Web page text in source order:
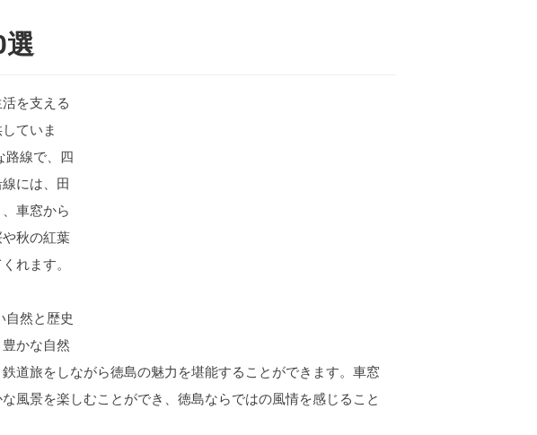
を支える
ていま
路線で、四
には、田
車窓から
秋の紅葉
れます。
然と歴史
かな自然
道旅をしながら徳島の魅力を堪能することができます。車窓
風景を楽しむことができ、徳島ならではの風情を感じること